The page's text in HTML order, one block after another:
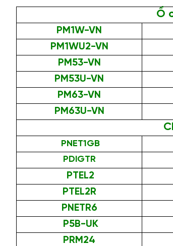
Ổ
PM1W-VN
PM1WU2-VN
PM53-VN
PM53U-VN
PM63-VN
PM63U-VN
PNET1GB
PDIGTR
PTEL2
PTEL2R
PNETR6
P5B-UK
PRM24